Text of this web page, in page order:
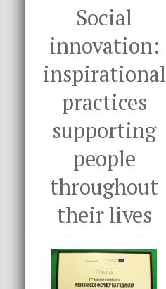
Social
innovation:
inspirational
practices
supporting
people
throughout
their lives